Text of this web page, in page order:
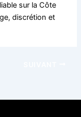
sur la Côte
discrétion et